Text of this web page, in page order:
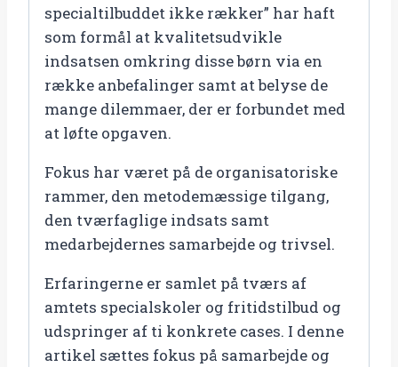
specialtilbuddet ikke rækker” har haft
som formål at kvalitetsudvikle
indsatsen omkring disse børn via en
række anbefalinger samt at belyse de
mange dilemmaer, der er forbundet med
at løfte opgaven.
Fokus har været på de organisatoriske
rammer, den metodemæssige tilgang,
den tværfaglige indsats samt
medarbejdernes samarbejde og trivsel.
Erfaringerne er samlet på tværs af
amtets specialskoler og fritidstilbud og
udspringer af ti konkrete cases. I denne
artikel sættes fokus på samarbejde og